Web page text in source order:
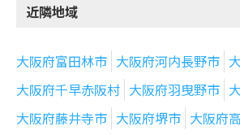
近隣地域
大阪府富田林市 大阪府河内長野市
大阪府千早赤阪村 大阪府羽曳野市
大阪府藤井寺市 大阪府堺市 大阪府